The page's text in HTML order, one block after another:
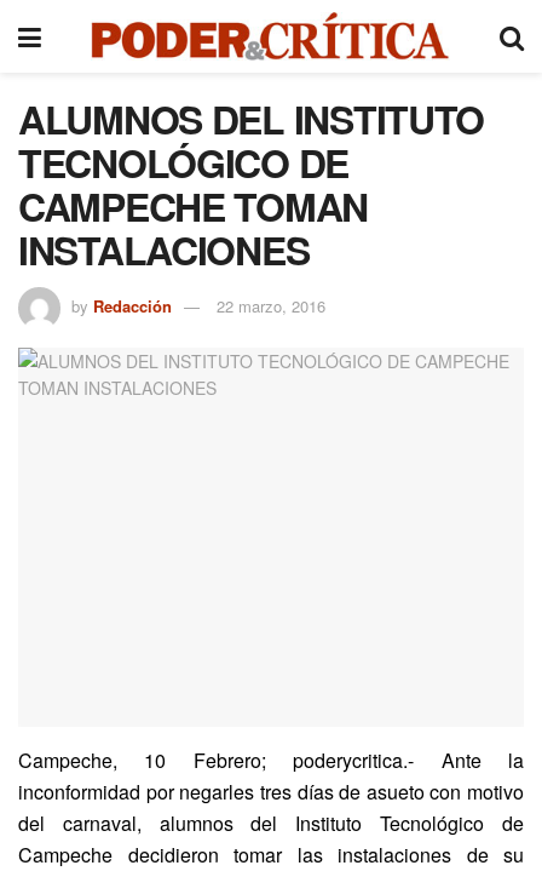
ALUMNOS DEL INSTITUTO
TECNOLÓGICO DE
CAMPECHE TOMAN
INSTALACIONES
by Redacción 22 marzo, 2016
Campeche, 10 Febrero; poderycritica.- Ante la
inconformidad por negarles tres días de asueto con motivo
del carnaval, alumnos del Instituto Tecnológico de
Campeche decidieron tomar las instalaciones de su